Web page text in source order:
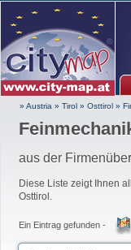
» Austria » Tirol » Osttirol »
aus der
Diese Liste zeigt Ihnen
Osttirol.
Ein Eintrag gefunden -